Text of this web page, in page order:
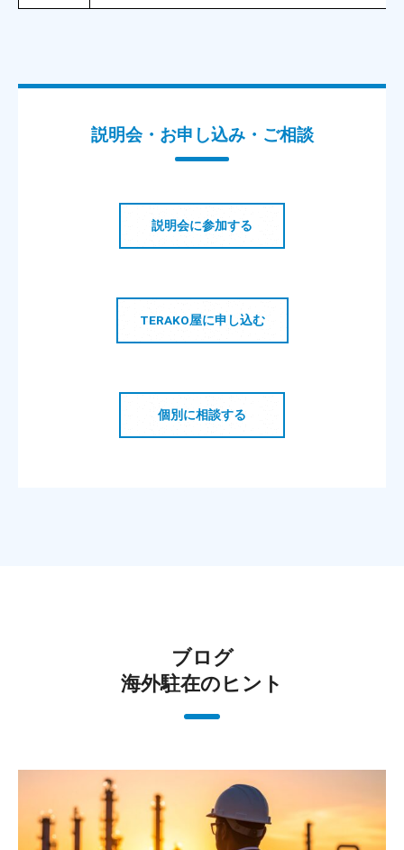
説明会・お申し込み・ご相談
説明会に参加する
TERAKO屋に申し込む
個別に相談する
ブログ
海外駐在のヒント